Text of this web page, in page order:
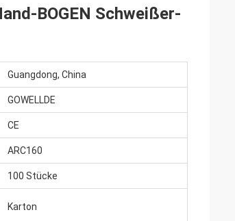
BOGEN Schweißer-
Guangdong, China
GOWELLDE
CE
ARC160
100 Stücke
Karton